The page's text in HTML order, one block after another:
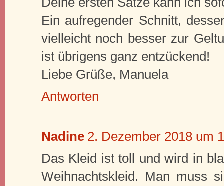
Ein aufregender Schnitt,
vielleicht noch besser zur
ist übrigens ganz entzückend!
Liebe Grüße, Manuela
Antworten
Nadine 2. Dezember 2018 um
Das Kleid ist toll und wird in
Weihnachtskleid. Man muss